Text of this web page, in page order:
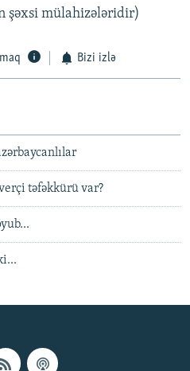
şəxsi mülahizələridir)
Bizi izlə
təfəkkürü var?